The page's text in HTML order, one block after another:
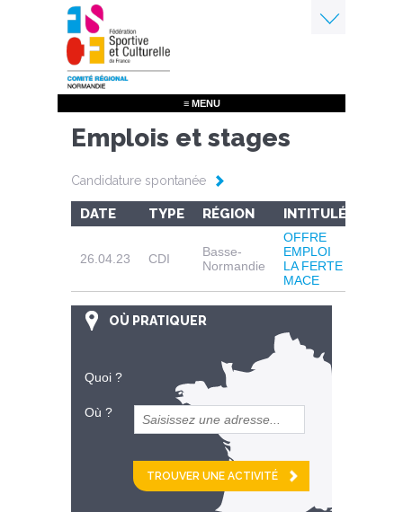
Aller
au
contenu
principal
≡ MENU
Emplois et stages
Candidature spontanée
DATE TYPE RÉGION INTITULÉ
26.04.23 CDI
Basse-
Normandie
OFFRE
EMPLOI
LA FERTE
MACE
OÙ PRATIQUER
Quoi ?
Où ?
et